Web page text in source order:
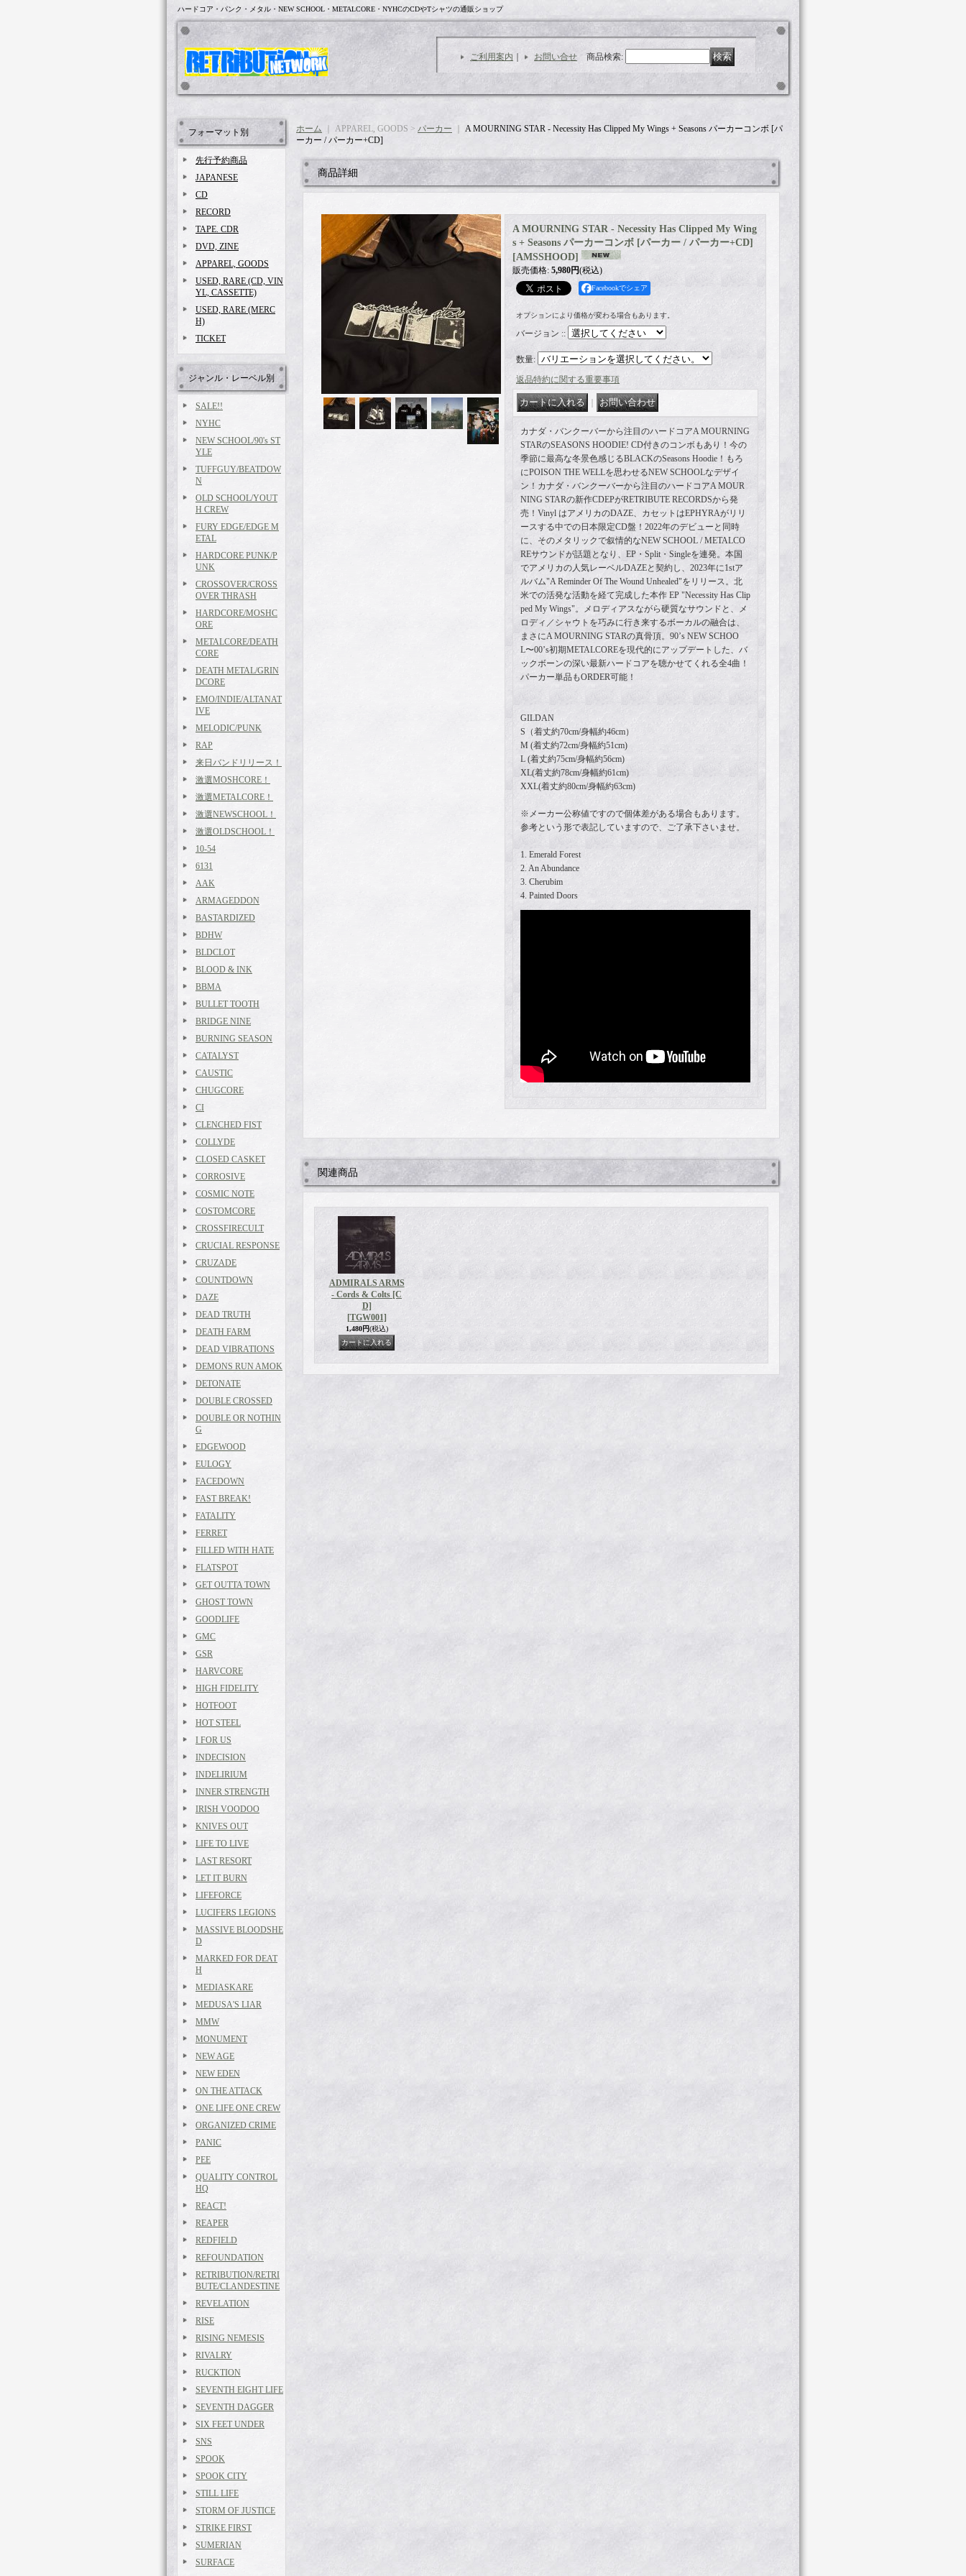
ハードコア・パンク・メタル・NEW SCHOOL・METALCORE・NYHCのCDやTシャツの通販ショップ
ご利用案内 お問い合せ 商品検索:
フォーマット別
先行予約商品
JAPANESE
CD
RECORD
TAPE. CDR
DVD, ZINE
APPAREL, GOODS
USED, RARE (CD, VIN
YL, CASSETTE)
USED, RARE (MERC
H)
TICKET
ジャンル・レーベル別
SALE!!
NYHC
NEW SCHOOL/90's ST
YLE
TUFFGUY/BEATDOW
N
OLD SCHOOL/YOUT
H CREW
FURY EDGE/EDGE M
ETAL
HARDCORE PUNK/P
UNK
CROSSOVER/CROSS
OVER THRASH
HARDCORE/MOSHC
ORE
METALCORE/DEATH
CORE
DEATH METAL/GRIN
DCORE
EMO/INDIE/ALTANAT
IVE
MELODIC/PUNK
RAP
来日バンドリリース！
激選MOSHCORE！
激選METALCORE！
激選NEWSCHOOL！
激選OLDSCHOOL！
10-54
6131
AAK
ARMAGEDDON
BASTARDIZED
BDHW
BLDCLOT
BLOOD & INK
BBMA
BULLET TOOTH
BRIDGE NINE
BURNING SEASON
CATALYST
CAUSTIC
CHUGCORE
CI
CLENCHED FIST
COLLYDE
CLOSED CASKET
CORROSIVE
COSMIC NOTE
COSTOMCORE
CROSSFIRECULT
CRUCIAL RESPONSE
CRUZADE
COUNTDOWN
DAZE
DEAD TRUTH
DEATH FARM
DEAD VIBRATIONS
DEMONS RUN AMOK
DETONATE
DOUBLE CROSSED
DOUBLE OR NOTHIN
G
EDGEWOOD
EULOGY
FACEDOWN
FAST BREAK!
FATALITY
FERRET
FILLED WITH HATE
FLATSPOT
GET OUTTA TOWN
GHOST TOWN
GOODLIFE
GMC
GSR
HARVCORE
HIGH FIDELITY
HOTFOOT
HOT STEEL
I FOR US
INDECISION
INDELIRIUM
INNER STRENGTH
IRISH VOODOO
KNIVES OUT
LIFE TO LIVE
LAST RESORT
LET IT BURN
LIFEFORCE
LUCIFERS LEGIONS
MASSIVE BLOODSHE
D
MARKED FOR DEAT
H
MEDIASKARE
MEDUSA'S LIAR
MMW
MONUMENT
NEW AGE
NEW EDEN
ON THE ATTACK
ONE LIFE ONE CREW
ORGANIZED CRIME
PANIC
PEE
QUALITY CONTROL
HQ
REACT!
REAPER
REDFIELD
REFOUNDATION
RETRIBUTION/RETRI
BUTE/CLANDESTINE
REVELATION
RISE
RISING NEMESIS
RIVALRY
RUCKTION
SEVENTH EIGHT LIFE
SEVENTH DAGGER
SIX FEET UNDER
SNS
SPOOK
SPOOK CITY
STILL LIFE
STORM OF JUSTICE
STRIKE FIRST
SUMERIAN
SURFACE
ホーム ｜ APPAREL, GOODS > パーカー
A MOURNING STAR - Necessity Has Clipped My Wings + Seasons パーカーコンボ [パ
ーカー / パーカー+CD]
商品詳細
A MOURNING STAR - Necessity Has Clipped My Wing
s + Seasons パーカーコンボ [パーカー / パーカー+CD]
[AMSSHOOD]
販売価格: 5,980円(税込)
Facebookでシェア
オプションにより価格が変わる場合もあります。
バージョン ::
数量:
返品特約に関する重要事項
カナダ・バンクーバーから注目のハードコアA MOURNING
STARのSEASONS HOODIE! CD付きのコンボもあり！今の
季節に最高な冬景色感じるBLACKのSeasons Hoodie！もろ
にPOISON THE WELLを思わせるNEW SCHOOLなデザイ
ン！カナダ・バンクーバーから注目のハードコアA MOUR
NING STARの新作CDEPがRETRIBUTE RECORDSから発
売！Vinyl はアメリカのDAZE、カセットはEPHYRAがリリ
ースする中での日本限定CD盤！2022年のデビューと同時
に、そのメタリックで叙情的なNEW SCHOOL / METALCO
REサウンドが話題となり、EP・Split・Singleを連発。本国
でアメリカの人気レーベルDAZEと契約し、2023年に1stア
ルバム"A Reminder Of The Wound Unhealed"をリリース。北
米での活発な活動を経て完成した本作 EP "Necessity Has Clip
ped My Wings"。メロディアスながら硬質なサウンドと、メ
ロディ／シャウトを巧みに行き来するボーカルの融合は、
まさにA MOURNING STARの真骨頂。90’s NEW SCHOO
L〜00’s初期METALCOREを現代的にアップデートした、バ
ックボーンの深い最新ハードコアを聴かせてくれる全4曲！
パーカー単品もORDER可能！
GILDAN
S（着丈約70cm/身幅約46cm）
M (着丈約72cm/身幅約51cm)
L (着丈約75cm/身幅約56cm)
XL(着丈約78cm/身幅約61cm)
XXL(着丈約80cm/身幅約63cm)
※メーカー公称値ですので個体差がある場合もあります。
参考という形で表記していますので、ご了承下さいませ。
1. Emerald Forest
2. An Abundance
3. Cherubim
4. Painted Doors
関連商品
ADMIRALS ARMS
- Cords & Colts [C
D]
[TGW001]
1,480円(税込)